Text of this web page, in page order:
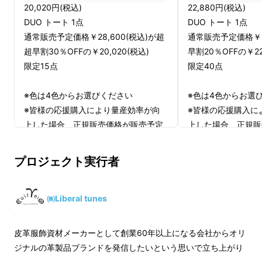
20,020円(税込)
DUO トート 1点
通常販売予定価格￥28,600(税込)が超
超早割30％OFFの￥20,020(税込)
限定15点
※色は4色からお選びください
※皆様の応援購入により量産効率が向
上した場合、正規販売価格が販売予定
※デザイン・仕様は改良により変更に
なる可能性もございます。ご了承くだ
※ご注文状況、使用部材の供給状況、
遅れる場合があります。
※適格請求書発行事業者登録番号：あ
22,880円(税込)
DUO トート 1点
通常販売予定価格
早割20％OFFの￥
限定40点
※色は4色からお選
※皆様の応援購入に
上した場合、正規
遅れる場合があり
※適格請求書発行
プロジェクト実行者
㈱Liberal tunes
皮革服飾資材メーカーとして創業60年以上になる会社からオリ
ジナルの革製品ブランドを発信したいという思いで立ち上がり